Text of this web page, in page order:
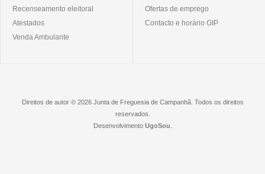
Recenseamento eleitoral
Atestados
Venda Ambulante
Ofertas de emprego
Contacto e horário GIP
Direitos de autor © 2026 Junta de Freguesia de Campanhã. Todos os direitos
reservados.
Desenvolvimento UgoSou.